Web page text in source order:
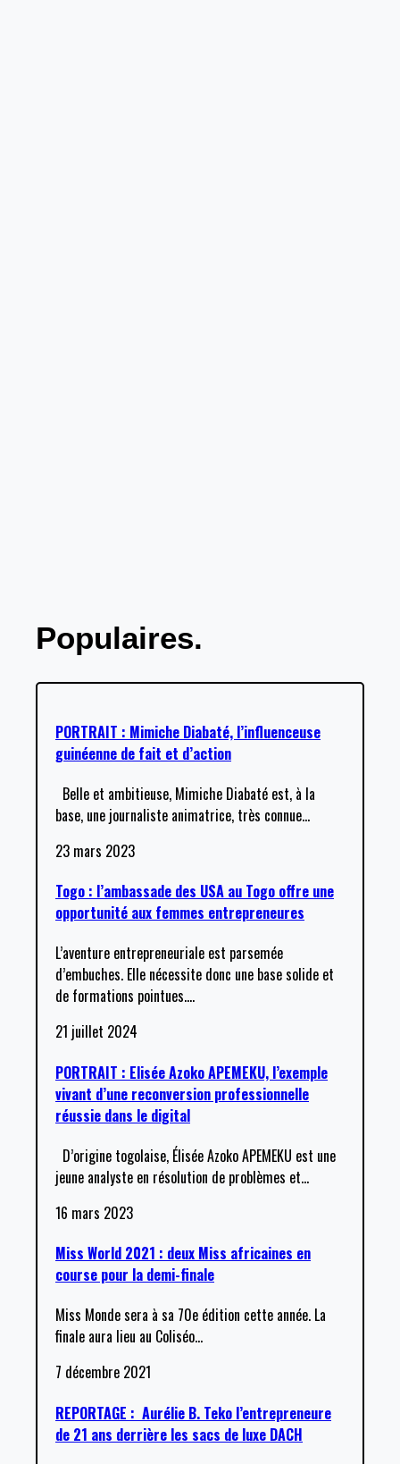
Populaires.
PORTRAIT : Mimiche Diabaté, l’influenceuse
guinéenne de fait et d’action
Belle et ambitieuse, Mimiche Diabaté est, à la
base, une journaliste animatrice, très connue…
23 mars 2023
Togo : l’ambassade des USA au Togo offre une
opportunité aux femmes entrepreneures
L’aventure entrepreneuriale est parsemée
d’embuches. Elle nécessite donc une base solide et
de formations pointues.…
21 juillet 2024
PORTRAIT : Elisée Azoko APEMEKU, l’exemple
vivant d’une reconversion professionnelle
réussie dans le digital
D’origine togolaise, Élisée Azoko APEMEKU est une
jeune analyste en résolution de problèmes et…
16 mars 2023
Miss World 2021 : deux Miss africaines en
course pour la demi-finale
Miss Monde sera à sa 70e édition cette année. La
finale aura lieu au Coliséo…
7 décembre 2021
REPORTAGE : Aurélie B. Teko l’entrepreneure
de 21 ans derrière les sacs de luxe DACH